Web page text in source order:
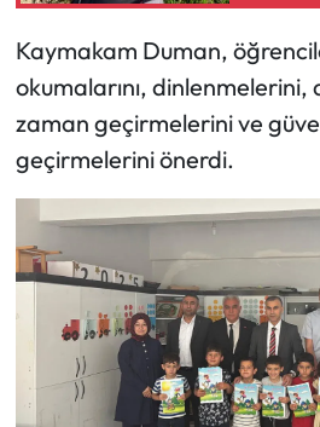
Kaymakam Duman,
okumalarını, dinlenmelerini,
zaman geçirmelerini ve
geçirmelerini önerdi.